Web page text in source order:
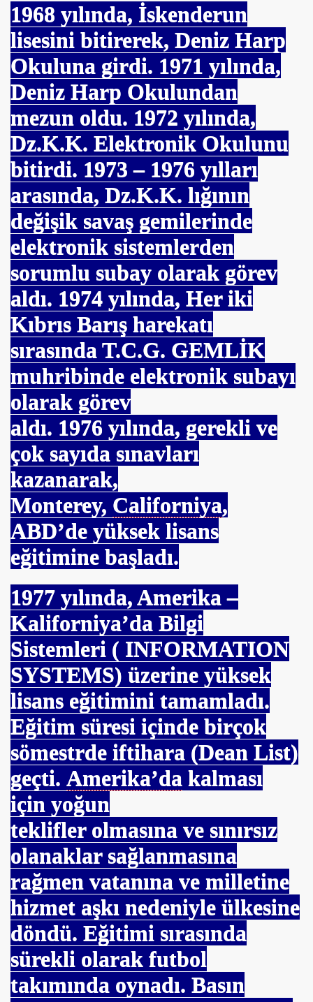
1968 yılında, İskenderun
lisesini bitirerek, Deniz Harp
Okuluna girdi. 1971 yılında,
Deniz Harp Okulundan
mezun oldu. 1972 yılında,
Dz.K.K. Elektronik Okulunu
bitirdi. 1973 – 1976 yılları
arasında, Dz.K.K. lığının
değişik savaş gemilerinde
elektronik sistemlerden
sorumlu subay olarak görev
aldı. 1974 yılında, Her iki
Kıbrıs Barış harekatı
sırasında T.C.G. GEMLİK
muhribinde elektronik subayı
olarak görev
aldı. 1976 yılında, gerekli ve
çok sayıda sınavları
kazanarak,
Monterey, Californiya,
ABD’de yüksek lisans
eğitimine başladı.
1977 yılında, Amerika –
Kaliforniya’da Bilgi
Sistemleri ( INFORMATION
SYSTEMS) üzerine yüksek
lisans eğitimini tamamladı.
Eğitim süresi içinde birçok
sömestrde iftihara (Dean List)
geçti. Amerika’da kalması
için yoğun
teklifler olmasına ve sınırsız
olanaklar sağlanmasına
rağmen vatanına ve milletine
hizmet aşkı nedeniyle ülkesine
döndü. Eğitimi sırasında
sürekli olarak futbol
takımında oynadı. Basın
İSMAİL TOPKAR